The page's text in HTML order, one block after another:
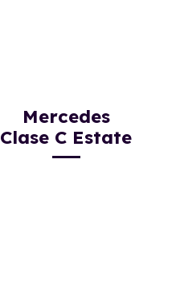
Mercedes
Clase C Estate